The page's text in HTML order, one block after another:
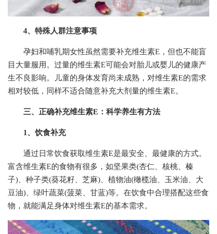
4、特殊人群注意事项
孕妇和哺乳期女性虽然需要补充维生素E，但也不能盲
目大量服用。过量的维生素E可能会对胎儿或婴儿的健康产
生不良影响。儿童的身体发育尚未成熟，对维生素E的需求
相对较低，同样不适合随意补充大剂量的维生素E。
三、正确补充维生素E：科学养生有方法
1、饮食补充
通过日常饮食获取维生素E是最安全、最健康的方式。
富含维生素E的食物有很多，如坚果类(杏仁、核桃、榛
子)、种子类(葵花籽、芝麻)、植物油(橄榄油、玉米油、大
豆油)、绿叶蔬菜(菠菜、甘蓝)等。在饮食中合理搭配这些食
物，就能满足身体对维生素E的基本需求。